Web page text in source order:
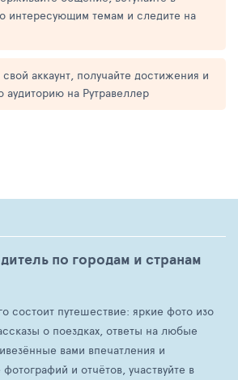
интересующим темам и следите на
аккаунт, получайте достижения и
аудиторию на Рутравеллер
по городам и странам
состоит путешествие: яркие фото изо
о поездках, ответы на любые
вами впечатления и
и отчётов, участвуйте в